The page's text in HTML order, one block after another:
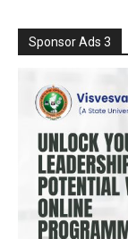
Sponsor Ads 3